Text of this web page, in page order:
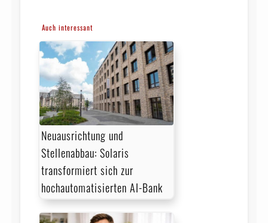
Auch interessant
Neuausrichtung und
Stellenabbau: Solaris
transformiert sich zur
hochautomatisierten AI-Bank